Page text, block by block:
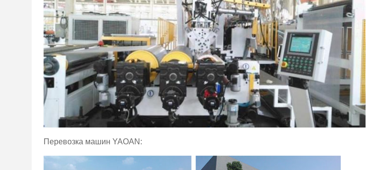
Перевозка машин YAOAN: